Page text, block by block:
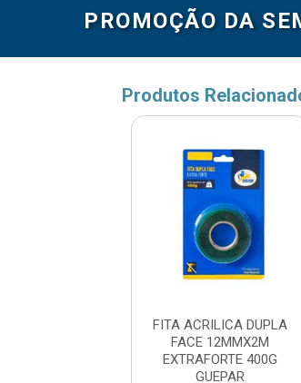
PROMOÇÃO DA
Produtos
FITA ACRILICA DUPLA
FACE 12MMX2M
EXTRAFORTE 400G
GUEPAR